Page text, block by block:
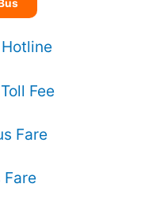
Fee
Fare
Fare